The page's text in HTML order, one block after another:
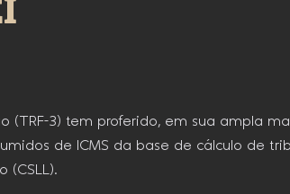
(TRF-3) tem proferido, em sua ampla
de ICMS da base de cálculo de
(CSLL).